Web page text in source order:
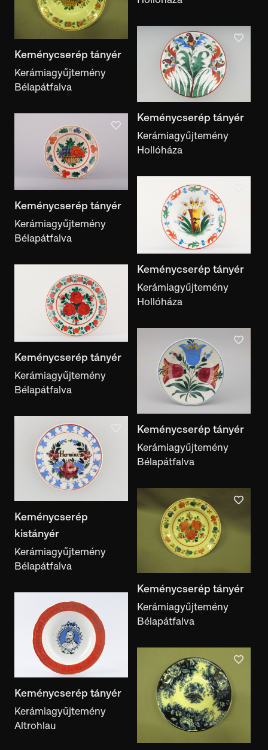
Keménycserép tányér
Kerámiagyűjtemény
Bélapátfalva
Keménycserép tányér
Kerámiagyűjtemény
Hollóháza
Keménycserép tányér
Kerámiagyűjtemény
Bélapátfalva
Keménycserép tányér
Kerámiagyűjtemény
Hollóháza
Keménycserép tányér
Kerámiagyűjtemény
Bélapátfalva
Keménycserép tányér
Kerámiagyűjtemény
Bélapátfalva
Keménycserép
kistányér
Kerámiagyűjtemény
Bélapátfalva
Keménycserép tányér
Kerámiagyűjtemény
Bélapátfalva
Keménycserép tányér
Kerámiagyűjtemény
Altrohlau